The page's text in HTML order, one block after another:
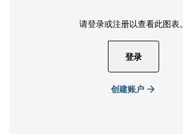
请登录或注册以查看此图表。
登录
创建账户